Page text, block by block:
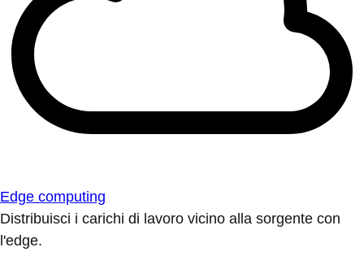
Edge computing
Distribuisci i carichi di lavoro vicino alla sorgente con
l'edge.